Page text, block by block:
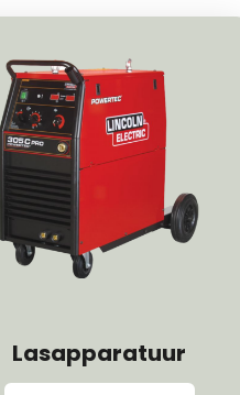
Lasapparatuur